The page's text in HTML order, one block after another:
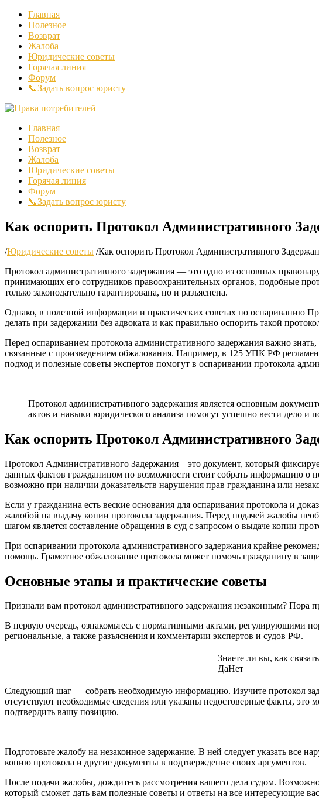
Главная
Полезное
Возврат
Жалоба
Юридические советы
Горячая линия
Форум
📞Задать вопрос юристу
Главная
Полезное
Возврат
Жалоба
Юридические советы
Горячая линия
Форум
📞Задать вопрос юристу
Как оспорить Протокол Административного
/Юридические советы /Как оспорить Протокол Административного
Протокол административного задержания — это одно из основных
принимающих его сотрудников правоохранительных органов, подобные
только законодательно гарантирована, но и разъяснена.
Однако, в полезной информации и практических советах по оспариванию
делать при задержании без адвоката и как правильно оспорить такой
Перед оспариванием протокола административного задержания важно
связанные с произведением обжалования. Например, в 125 УПК РФ
подход и полезные советы экспертов помогут в оспаривании протокола
Протокол административного задержания является основным
актов и навыки юридического анализа помогут успешно вести дело и
Как оспорить Протокол Административного
Протокол Административного Задержания – это документ, который
данных фактов гражданином по возможности стоит собрать информацию о
возможно при наличии доказательств нарушения прав гражданина или
Если у гражданина есть веские основания для оспаривания протокола и
жалобой на выдачу копии протокола задержания. Перед подачей жалобы
шагом является составление обращения в суд с запросом о выдаче копии
При оспаривании протокола административного задержания крайне
помощь. Грамотное обжалование протокола может помочь гражданину в
Основные этапы и практические советы
Признали вам протокол административного задержания незаконным? Пора
В первую очередь, ознакомьтесь с нормативными актами, регулирующими
региональные, а также разъяснения и комментарии экспертов и судов РФ.
Знаете ли вы, как
ДаНет
Следующий шаг — собрать необходимую информацию. Изучите протокол
отсутствуют необходимые сведения или указаны недостоверные факты,
подтвердить вашу позицию.
Подготовьте жалобу на незаконное задержание. В ней следует указать
копию протокола и другие документы в подтверждение своих аргументов.
После подачи жалобы, дождитесь рассмотрения вашего дела судом.
который сможет дать вам полезные советы и ответы на все интересующие